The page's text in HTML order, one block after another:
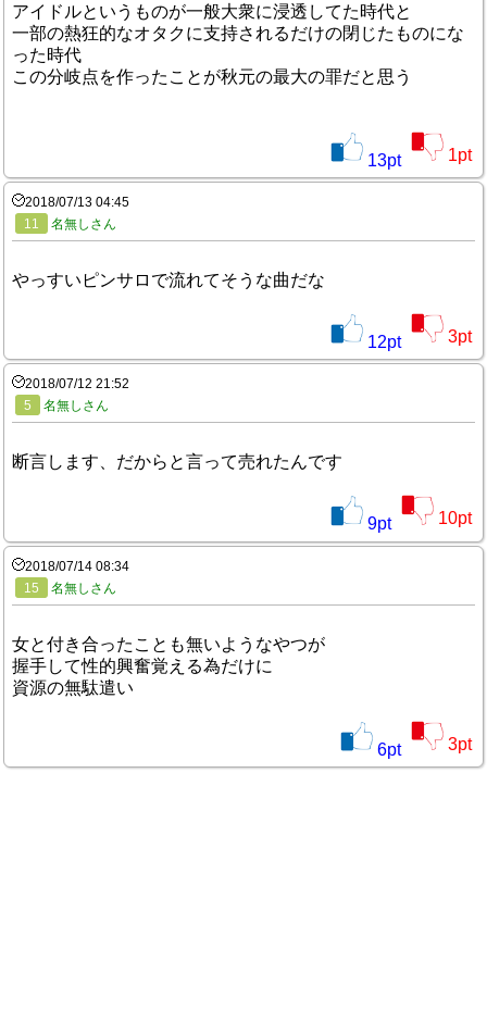
アイドルというものが一般大衆に浸透してた時代と
一部の熱狂的なオタクに支持されるだけの閉じたものにな
った時代
この分岐点を作ったことが秋元の最大の罪だと思う
13pt 1pt
2018/07/13 04:45
11
名無しさん
やっすいピンサロで流れてそうな曲だな
12pt 3pt
2018/07/12 21:52
5
名無しさん
断言します、だからと言って売れたんです
9pt 10pt
2018/07/14 08:34
15
名無しさん
女と付き合ったことも無いようなやつが
握手して性的興奮覚える為だけに
資源の無駄遣い
6pt 3pt